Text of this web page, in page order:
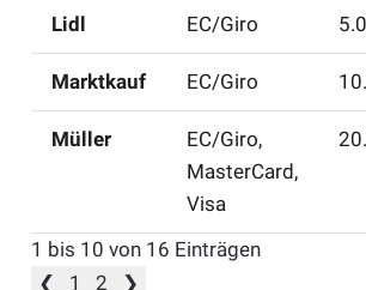
Lidl EC/Giro
Marktkauf EC/Giro
Müller
EC/Giro,
MasterCard,
Visa
1 bis 10 von 16 Einträgen
❮
1 2
❯